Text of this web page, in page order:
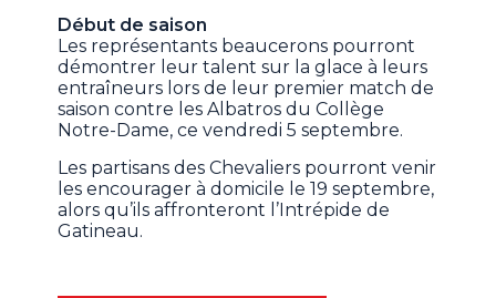
Début de saison
Les représentants beaucerons pourront
démontrer leur talent sur la glace à leurs
entraîneurs lors de leur premier match de
saison contre les Albatros du Collège
Notre-Dame, ce vendredi 5 septembre.
Les partisans des Chevaliers pourront venir
les encourager à domicile le 19 septembre,
alors qu’ils affronteront l’Intrépide de
Gatineau.